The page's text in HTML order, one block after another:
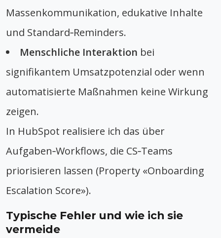
Massenkommunikation, edukative Inhalte
und Standard‑Reminders.
Menschliche Interaktion bei
signifikantem Umsatzpotenzial oder wenn
automatisierte Maßnahmen keine Wirkung
zeigen.
In HubSpot realisiere ich das über
Aufgaben‑Workflows, die CS‑Teams
priorisieren lassen (Property «Onboarding
Escalation Score»).
Typische Fehler und wie ich sie
vermeide